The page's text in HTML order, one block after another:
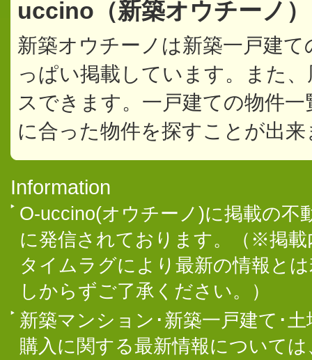
uccino（新築オウチーノ
新築オウチーノは新築一戸建
っぱい掲載しています。また
スできます。一戸建ての物件
に合った物件を探すことが出来
Information
O-uccino(オウチーノ)に掲載の不
に発信されております。（※掲
タイムラグにより最新の情報と
しからずご了承ください。）
新築マンション･新築一戸建て･
購入に関する最新情報について